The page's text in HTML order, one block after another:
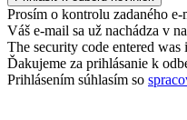
Prosím o kontrolu zadaného e-
Váš e-mail sa už nachádza v
The security code entered was
Ďakujeme za prihlásanie k
Prihlásením súhlasím so